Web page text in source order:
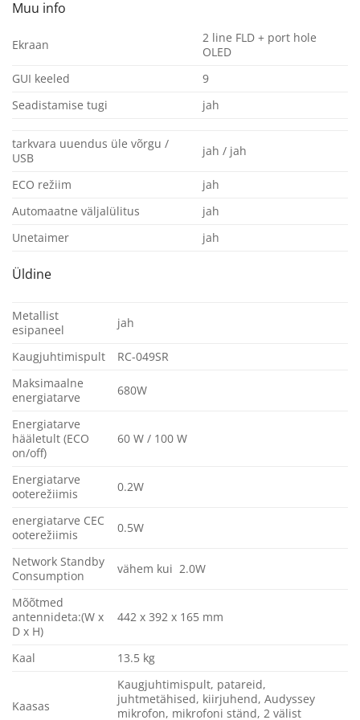
Muu info
Ekraan
2 line FLD + port hole
OLED
GUI keeled
9
Seadistamise tugi
jah
tarkvara uuendus üle võrgu /
USB
jah / jah
ECO režiim
jah
Automaatne väljalülitus
jah
Unetaimer
jah
Üldine
Metallist
esipaneel
jah
Kaugjuhtimispult
RC-049SR
Maksimaalne
energiatarve
680W
Energiatarve
hääletult (ECO
on/off)
60 W / 100 W
Energiatarve
ooterežiimis
0.2W
energiatarve CEC
ooterežiimis
0.5W
Network Standby
Consumption
vähem kui 2.0W
Mõõtmed
antennideta:(W x
D x H)
442 x 392 x 165 mm
Kaal 13.5 kg
Kaasas
Kaugjuhtimispult, patareid,
juhtmetähised, kiirjuhend, Audyssey
mikrofon, mikrofoni ständ, 2 välist